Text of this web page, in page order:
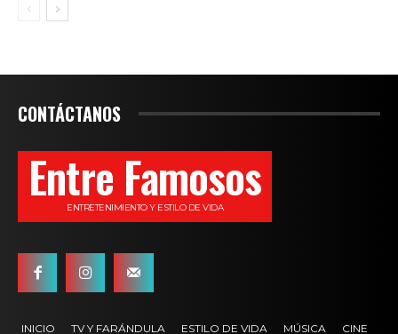
CONTÁCTANOS
Entre Famosos
ENTRETENIMIENTO Y ESTILO DE VIDA
INICIO TV Y FARÁNDULA ESTILO DE VIDA MÚSICA CINE